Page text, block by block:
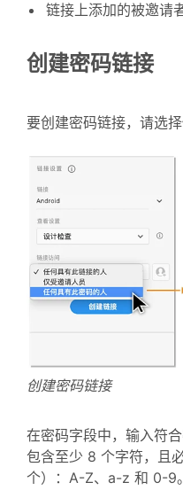
链接上添加的被邀请
创建密码链接
要创建密码链接，请选择
创建密码链接
在密码字段中，输入符
包含至少 8 个字符，且
个）：A-Z、a-z 和 0-9